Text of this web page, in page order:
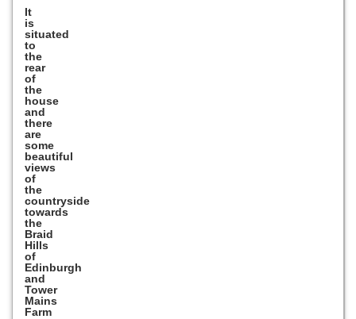
It
is
situated
to
the
rear
of
the
house
and
there
are
some
beautiful
views
of
the
countryside
towards
the
Braid
Hills
of
Edinburgh
and
Tower
Mains
Farm